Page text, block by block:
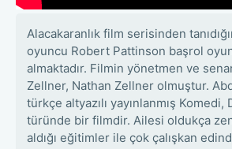
Alacakaranlık film serisinden
oyuncu Robert Pattinson başrol
almaktadır. Filmin yönetmen ve
Zellner, Nathan Zellner olmuştur.
türkçe altyazılı yayınlanmış Komedi,
türünde bir filmdir. Ailesi oldukça
aldığı eğitimler ile çok çalışkan